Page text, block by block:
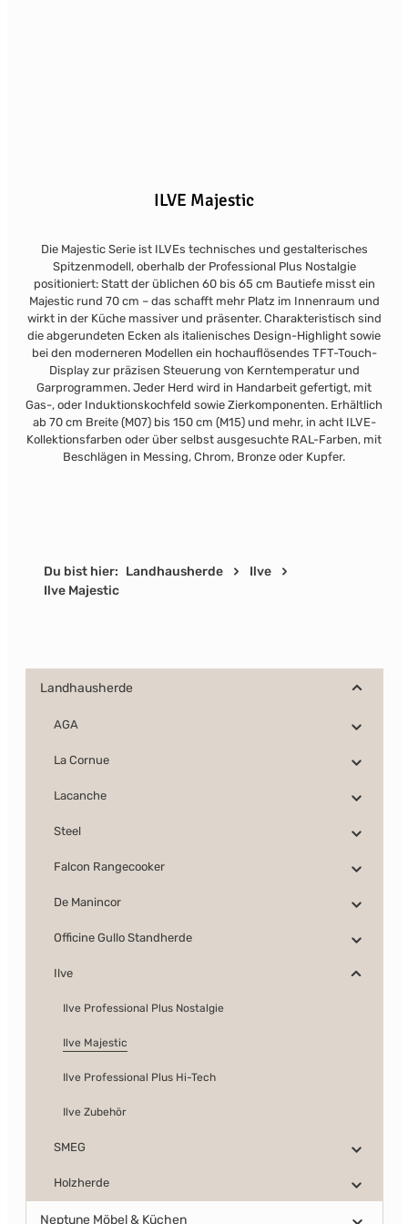
ILVE Majestic
Die Majestic Serie ist ILVEs technisches und gestalterisches
Spitzenmodell, oberhalb der Professional Plus Nostalgie
positioniert: Statt der üblichen 60 bis 65 cm Bautiefe misst ein
Majestic rund 70 cm – das schafft mehr Platz im Innenraum und
wirkt in der Küche massiver und präsenter. Charakteristisch sind
die abgerundeten Ecken als italienisches Design-Highlight sowie
bei den moderneren Modellen ein hochauflösendes TFT-Touch-
Display zur präzisen Steuerung von Kerntemperatur und
Garprogrammen. Jeder Herd wird in Handarbeit gefertigt, mit
Gas-, oder Induktionskochfeld sowie Zierkomponenten. Erhältlich
ab 70 cm Breite (M07) bis 150 cm (M15) und mehr, in acht ILVE-
Kollektionsfarben oder über selbst ausgesuchte RAL-Farben, mit
Beschlägen in Messing, Chrom, Bronze oder Kupfer.
Du bist hier: Landhausherde
Ilve
Ilve Majestic
Landhausherde
AGA
La Cornue
Lacanche
Steel
Falcon Rangecooker
De Manincor
Officine Gullo Standherde
Ilve
Ilve Professional Plus Nostalgie
Ilve Majestic
Ilve Professional Plus Hi-Tech
Ilve Zubehör
SMEG
Holzherde
Neptune Möbel & Küchen